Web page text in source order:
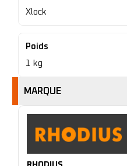
Xlock
Poids
1 kg
MARQUE